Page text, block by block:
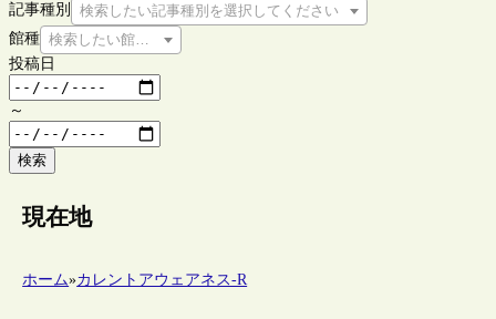
記事種別
検索したい記事種別を選択してください
館種 検索したい館種を選択してください
投稿日
～
検索
現在地
ホーム»カレントアウェアネス-R